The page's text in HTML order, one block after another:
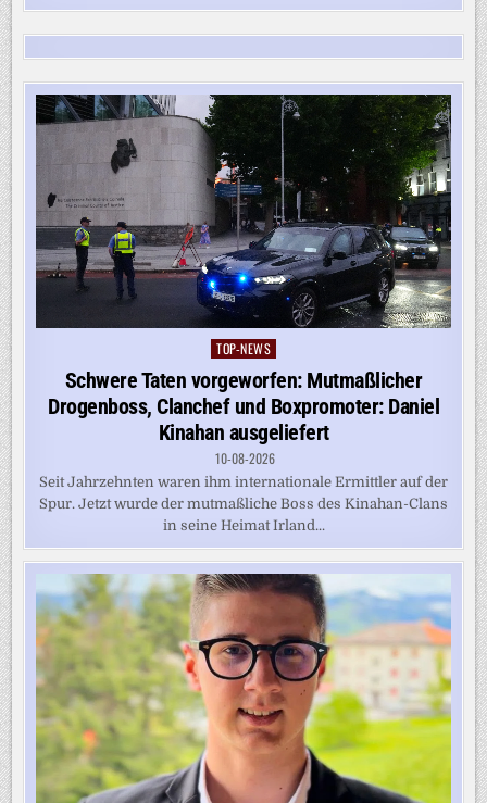
Posted
TOP-NEWS
Schwere Taten vorgeworfen: Mutmaßlicher
Drogenboss, Clanchef und Boxpromoter: Daniel
Kinahan ausgeliefert
10-08-2026
Seit Jahrzehnten waren ihm internationale Ermittler auf der
Spur. Jetzt wurde der mutmaßliche Boss des Kinahan-Clans
in seine Heimat Irland...